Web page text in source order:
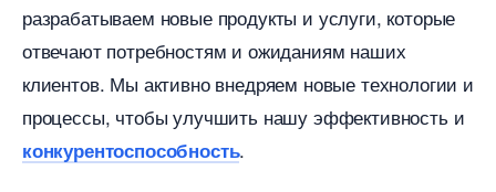
разрабатываем новые продукты и услуги, которые
отвечают потребностям и ожиданиям наших
клиентов. Мы активно внедряем новые технологии и
процессы, чтобы улучшить нашу эффективность и
конкурентоспособность.